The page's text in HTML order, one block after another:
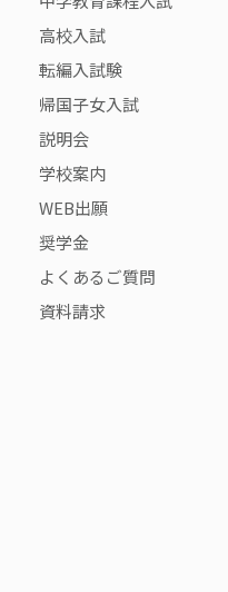
高校入試
転編入試験
帰国子女入試
説明会
学校案内
WEB出願
奨学金
よくあるご質問
資料請求